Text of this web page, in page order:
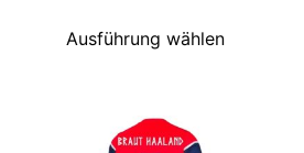
Ausführung wählen